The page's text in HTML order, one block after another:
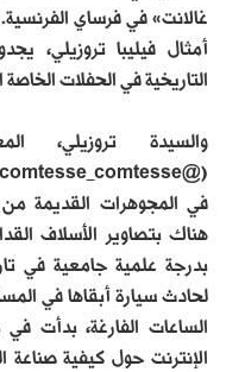
غالانت» في فرساي
أمثال فيليبا تروزيلي،
التاريخية في الحفلات
والسيدة تروزيلي،
في المجوهرات القديمة
بدرجة علمية جامعية في
لحادث سيارة أبقاها في
الساعات الفارغة، بدأت
الإنترنت حول كيفية صناعة